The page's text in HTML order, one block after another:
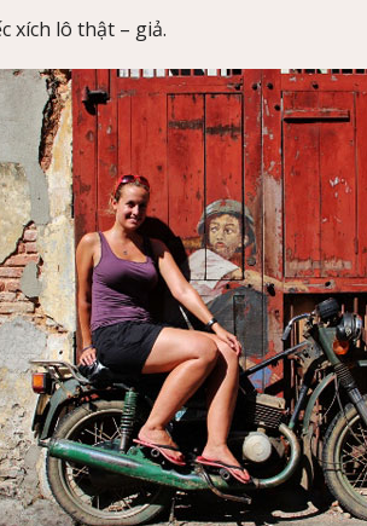
xích lô thật – giả.